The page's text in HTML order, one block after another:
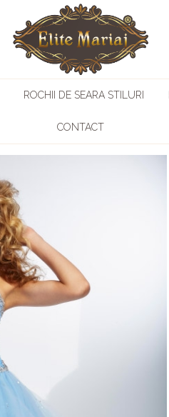
ROCHII DE SEARA STILURI
CONTACT